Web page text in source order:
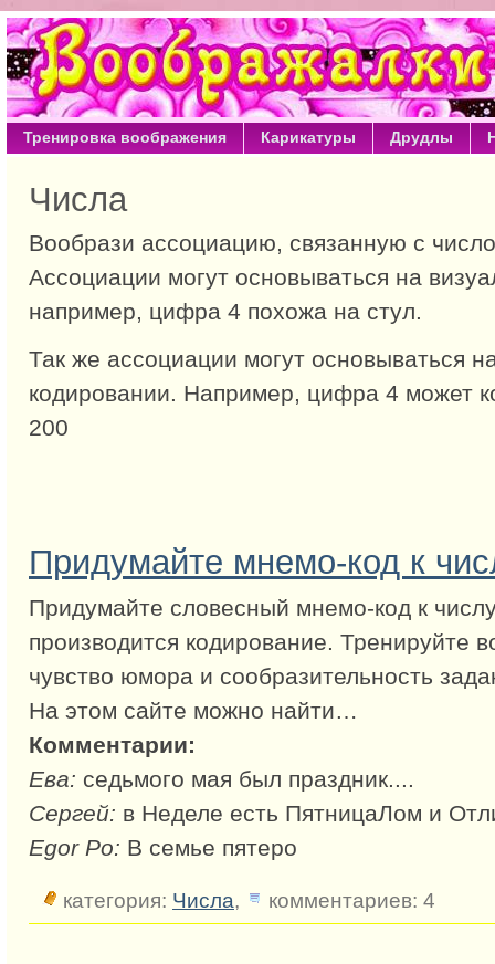
Тренировка воображения Карикатуры Друдлы
Числа
Вообрази ассоциацию, связанную с
Ассоциации могут основываться на
например, цифра 4 похожа на стул.
Так же ассоциации могут основываться
кодировании. Например, цифра 4 может
200
Придумайте мнемо-код к
Придумайте словесный мнемо-код к
производится кодирование. Тренируйте
чувство юмора и сообразительность
На этом сайте можно найти…
Комментарии:
Ева: седьмого мая был праздник....
Сергей: в Неделе есть ПятницаЛом и
Egor Po: В семье пятеро
категория: Числа, комментариев: 4